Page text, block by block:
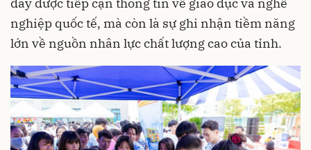
nghiệp quốc tế, mà còn là sự ghi nhận tiềm năng
lớn về nguồn nhân lực chất lượng cao của tỉnh.